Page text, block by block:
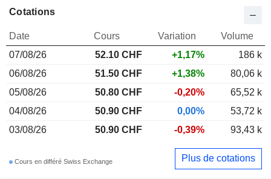
Cotations
Date Cours Variation
Volume
07/08/26
52.10 CHF +1,17%
186 k
06/08/26
51.50 CHF +1,38%
80,06 k
05/08/26
50.80 CHF -0,20%
65,52 k
04/08/26
50.90 CHF 0,00%
53,72 k
03/08/26
50.90 CHF -0,39% 93,43 k
Cours en différé Swiss Exchange Plus de cotations